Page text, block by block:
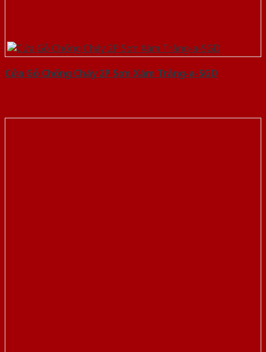
Cửa Gỗ Chống Cháy 2P Sơn Xám Trắng-a-SGD